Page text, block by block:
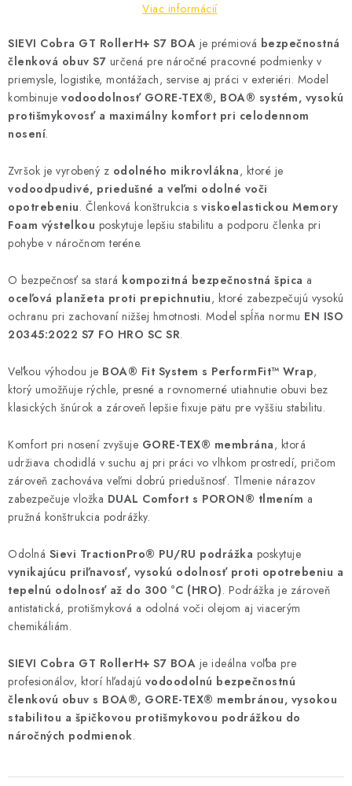
Viac informácií
SIEVI Cobra GT RollerH+ S7 BOA je prémiová bezpečnostná
členková obuv S7 určená pre náročné pracovné podmienky v
priemysle, logistike, montážach, servise aj práci v exteriéri. Model
kombinuje vodoodolnosť GORE-TEX®, BOA® systém, vysokú
protišmykovosť a maximálny komfort pri celodennom
nosení.
Zvršok je vyrobený z odolného mikrovlákna, ktoré je
vodoodpudivé, priedušné a veľmi odolné voči
opotrebeniu. Členková konštrukcia s viskoelastickou Memory
Foam výstelkou poskytuje lepšiu stabilitu a podporu členka pri
pohybe v náročnom teréne.
O bezpečnosť sa stará kompozitná bezpečnostná špica a
oceľová planžeta proti prepichnutiu, ktoré zabezpečujú vysokú
ochranu pri zachovaní nižšej hmotnosti. Model spĺňa normu EN ISO
20345:2022 S7 FO HRO SC SR.
Veľkou výhodou je BOA® Fit System s PerformFit™ Wrap,
ktorý umožňuje rýchle, presné a rovnomerné utiahnutie obuvi bez
klasických šnúrok a zároveň lepšie fixuje pätu pre vyššiu stabilitu.
Komfort pri nosení zvyšuje GORE-TEX® membrána, ktorá
udržiava chodidlá v suchu aj pri práci vo vlhkom prostredí, pričom
zároveň zachováva veľmi dobrú priedušnosť. Tlmenie nárazov
zabezpečuje vložka DUAL Comfort s PORON® tlmením a
pružná konštrukcia podrážky.
Odolná Sievi TractionPro® PU/RU podrážka poskytuje
vynikajúcu priľnavosť, vysokú odolnosť proti opotrebeniu a
tepelnú odolnosť až do 300 °C (HRO). Podrážka je zároveň
antistatická, protišmyková a odolná voči olejom aj viacerým
chemikáliám.
SIEVI Cobra GT RollerH+ S7 BOA je ideálna voľba pre
profesionálov, ktorí hľadajú vodoodolnú bezpečnostnú
členkovú obuv s BOA®, GORE-TEX® membránou, vysokou
stabilitou a špičkovou protišmykovou podrážkou do
náročných podmienok.